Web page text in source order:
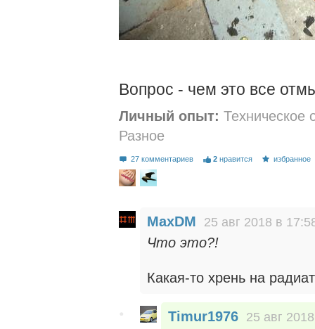
Вопрос - чем это все
Личный опыт: Техническое
Разное
27 комментариев 2 нравится избранное
MaxDM 25 авг 2018 в
Что это?!
Какая-то хрень на
Timur1976 25 авг